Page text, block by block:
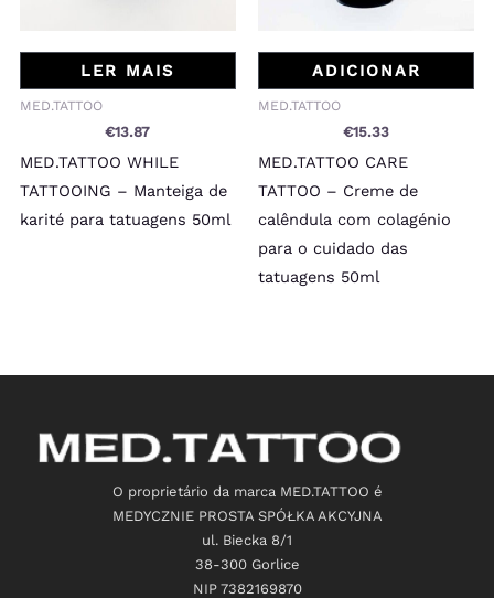
LER MAIS
MED.TATTOO
€13.87
MED.TATTOO WHILE
TATTOOING – Manteiga de
karité para tatuagens 50ml
ADICIONAR
MED.TATTOO
€15.33
MED.TATTOO CARE
TATTOO – Creme de
calêndula com colagénio
para o cuidado das
tatuagens 50ml
O proprietário da marca MED.TATTOO é
MEDYCZNIE PROSTA SPÓŁKA AKCYJNA
ul. Biecka 8/1
38-300 Gorlice
NIP 7382169870